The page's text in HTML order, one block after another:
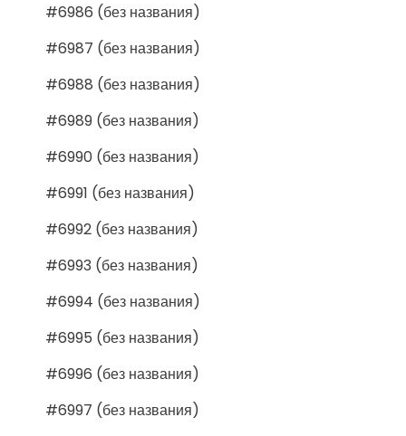
#6986 (без названия)
#6987 (без названия)
#6988 (без названия)
#6989 (без названия)
#6990 (без названия)
#6991 (без названия)
#6992 (без названия)
#6993 (без названия)
#6994 (без названия)
#6995 (без названия)
#6996 (без названия)
#6997 (без названия)